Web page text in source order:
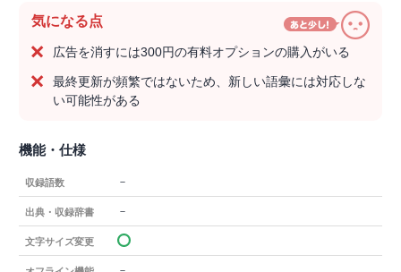
気になる点
広告を消すには300円の有料オプションの購入がいる
最終更新が頻繁ではないため、新しい語彙には対応しな
い可能性がある
機能・仕様
収録語数 －
出典・収録辞書 －
文字サイズ変更